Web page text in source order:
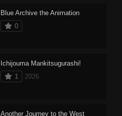
Blue Archive the Animation
0
Ichijouma Mankitsugurashi!
1
2026
Another Journey to the West